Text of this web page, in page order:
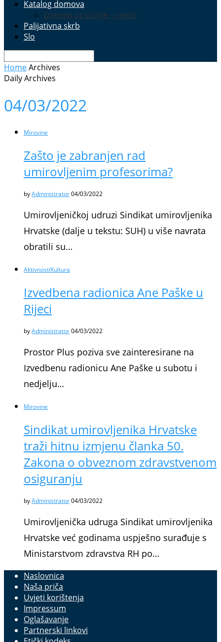
Katalog domova
Domovi za starije – vijesti
Palijativna skrb
Slo
HomeArchives
Daily Archives
04/03/2022
Mirovine
Zašto je zabranjen rad
umirovljenim profesorima?
byAdministrator04/03/2022
Umirovljeničkoj udruzi Sindikat umirovljenika
Hrvatske (dalje u tekstu: SUH) u više navrata
obratili su…
AktivnostiKultura
Izvedbena radionica Ane Paške u
Rijeci
byAdministrator04/03/2022
Prostor Plus poziva sve zainteresirane na
Izvedbenu radionicu Ane Paške u subotu i
nedjelju…
Mirovine
Sindikat umirovljenika Hrvatske
traži hitnu izmjenu članka 50.
Zakona o obveznom zdravstvenom
osiguranju
byAdministrator04/03/2022
Umirovljenička udruga Sindikat umirovljenika
Hrvatske već godinama uspješno surađuje s
Ministarstvom zdravstva RH po…
Naslovnica
Naša priča
Uvjeti korištenja
Impressum
Oglašavanje
Partnerski linkovi